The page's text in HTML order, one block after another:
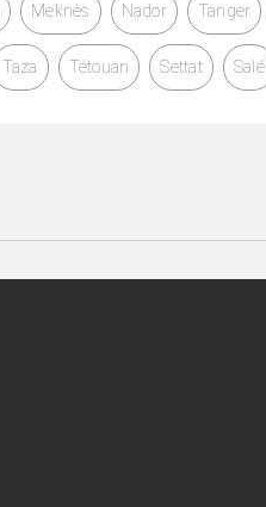
Meknès Nador Tanger
Taza Tétouan Settat Salé